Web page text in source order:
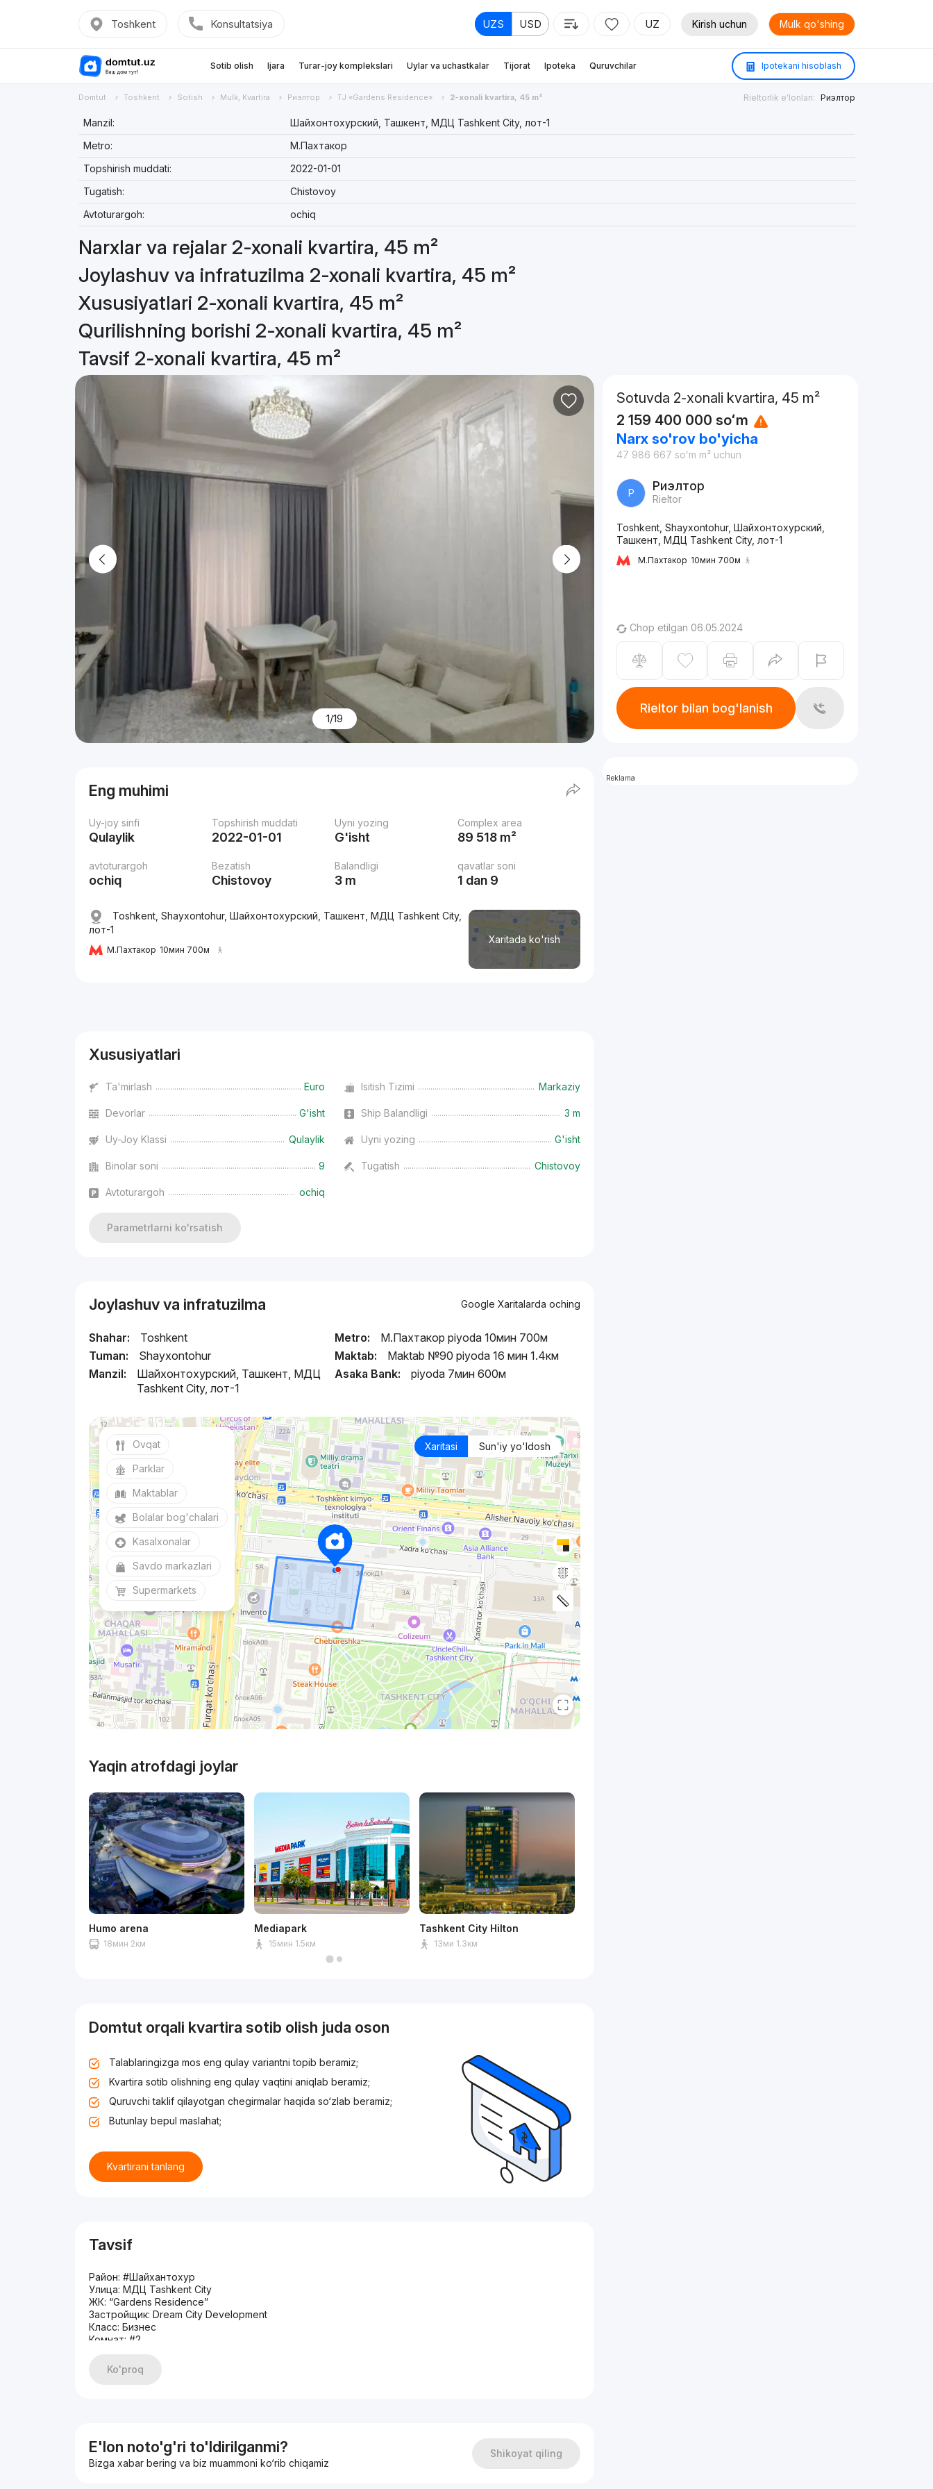
Toshkent Konsultatsiya UZS USD UZ Kirish uchun Mulk qo'shing
Sotib olish Ijara Turar-joy komplekslari Uylar va uchastkalar Tijorat Ipoteka Quruvchilar Ipotekani hisoblash
Domtut Toshkent Sotish Mulk, Kvartira Риэлтор TJ «Gardens Residence» 2-xonali kvartira, 45 m² Rieltorlik e'lonlari: Риэлтор
Manzil:
Шайхонтохурский, Ташкент, МДЦ Tashkent City, лот-1
Metro:
М.Пахтакор
Topshirish muddati:
2022-01-01
Tugatish:
Chistovoy
Avtoturargoh:
ochiq
Narxlar va rejalar 2-xonali kvartira, 45 m²
Joylashuv va infratuzilma 2-xonali kvartira, 45 m²
Xususiyatlari 2-xonali kvartira, 45 m²
Qurilishning borishi 2-xonali kvartira, 45 m²
Tavsif 2-xonali kvartira, 45 m²
1/19
Eng muhimi
Uy-joy sinfi
Qulaylik
Topshirish muddati
2022-01-01
Uyni yozing
G'isht
Complex area
89 518 m²
avtoturargoh
ochiq
Bezatish
Chistovoy
Balandligi
3 m
qavatlar soni
1 dan 9
Xaritada ko'rish
Toshkent, Shayxontohur, Шайхонтохурский, Ташкент, МДЦ Tashkent City,
лот-1
М.Пахтакор 10мин 700м
Xususiyatlari
Ta'mirlash Euro Isitish Tizimi Markaziy
Devorlar G'isht Ship Balandligi 3 m
Uy-Joy Klassi Qulaylik Uyni yozing G'isht
Binolar soni 9 Tugatish Chistovoy
Avtoturargoh ochiq
Parametrlarni ko'rsatish
Joylashuv va infratuzilma Google Xaritalarda oching
Shahar:
Toshkent
Tuman:
Shayxontohur
Manzil:
Шайхонтохурский, Ташкент, МДЦ
Tashkent City, лот-1
Metro:
М.Пахтакор piyoda 10мин 700м
Maktab:
Maktab №90 piyoda 16 мин 1.4км
Asaka Bank:
piyoda 7мин 600м
Xaritasi Sun'iy yo'ldosh
Ovqat
Parklar
Maktablar
Bolalar bog'chalari
Kasalxonalar
Savdo markazlari
Supermarkets
Yaqin atrofdagi joylar
Humo arena
18мин 2км
Mediapark
15мин 1.5км
Tashkent City Hilton
13ми 1.3км
Domtut orqali kvartira sotib olish juda oson
Talablaringizga mos eng qulay variantni topib beramiz;
Kvartira sotib olishning eng qulay vaqtini aniqlab beramiz;
Quruvchi taklif qilayotgan chegirmalar haqida so‘zlab beramiz;
Butunlay bepul maslahat;
Kvartirani tanlang
Tavsif
Район: #Шайхантохур
Улица: МДЦ Tashkent City
ЖК: “Gardens Residence”
Застройщик: Dream City Development
Класс: Бизнес
Комнат: #2
Этажность: 9
Площадь: 45м2
Срок сдачи в эксплуатацию - блок в комплексе сдан.
Цена 177.000у.е.
Ko'proq
E'lon noto'g'ri to'ldirilganmi?
Bizga xabar bering va biz muammoni ko‘rib chiqamiz
Shikoyat qiling
Sotuvda 2-xonali kvartira, 45 m²
2 159 400 000 soʻm
Narx so'rov bo'yicha
47 986 667 soʻm m² uchun
Р Риэлтор
Rieltor
Toshkent, Shayxontohur, Шайхонтохурский,
Ташкент, МДЦ Tashkent City, лот-1
М.Пахтакор 10мин 700м
Chop etilgan 06.05.2024
Rieltor bilan bog'lanish
Reklama